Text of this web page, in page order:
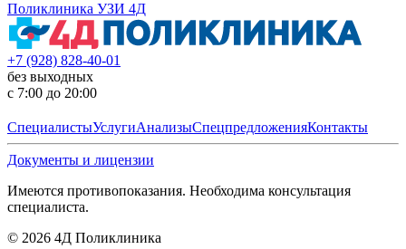
Поликлиника УЗИ 4Д
+7 (928) 828-40-01
без выходных
с 7:00 до 20:00
СпециалистыУслугиАнализыСпецпредложенияКонтакты
Документы и лицензии
Имеются противопоказания. Необходима консультация
специалиста.
© 2026 4Д Поликлиника